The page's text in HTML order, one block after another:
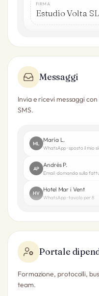
FIRMA
Estudio Volta SL
Messaggi
Invia e ricevi messaggi
SMS.
ML
María L.
WhatsApp · sposto il mio
AP
Andrés P.
Email · domanda sulla
HV
Hotel Mar i Vent
WhatsApp · tavolo per 8
Portale
Formazione, protocolli,
team.